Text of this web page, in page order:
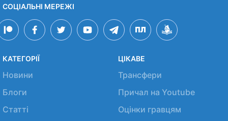
СОЦІАЛЬНІ МЕРЕЖІ
КАТЕГОРІЇ
Новини
Блоги
Статті
ЦІКАВЕ
Трансфери
Причал на Youtube
Оцінки гравцям